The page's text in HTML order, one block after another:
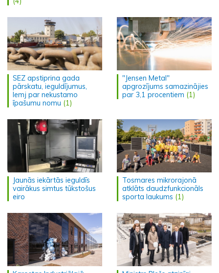
SEZ apstiprina gada
pārskatu, ieguldījumus,
lemj par nekustamo
īpašumu nomu (1)
"Jensen Metal"
apgrozījums samazinājies
par 3,1 procentiem (1)
Jaunās iekārtās ieguldīs
vairākus simtus tūkstošus
eiro
Tosmares mikrorajonā
atklāts daudzfunkcionāls
sporta laukums (1)